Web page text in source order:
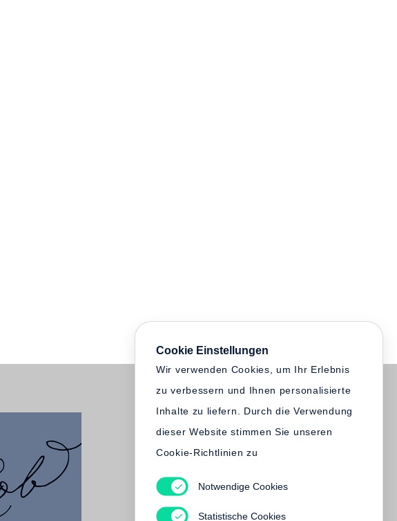
Cookie Einstellungen
Wir verwenden Cookies, um Ihr Erlebnis
zu verbessern und Ihnen personalisierte
Inhalte zu liefern. Durch die Verwendung
dieser Website stimmen Sie unseren
Cookie-Richtlinien zu
Notwendige Cookies
Statistische Cookies